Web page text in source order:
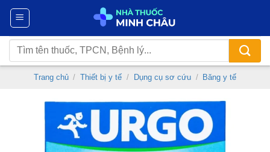
Chuyển
nội
dung
Tìm
kiếm:
Trang chủ / Thiết bị y tế / Dụng cụ sơ cứu / Băng y tế